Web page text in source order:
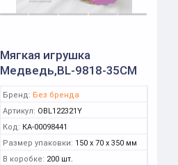
Мягкая игрушка
Медведь,BL-9818-35CM
Бренд: Без бренда
Артикул: OBL122321Y
Код: КА-00098441
Размер упаковки: 150 x 70 x 350 мм
В коробке: 200 шт.